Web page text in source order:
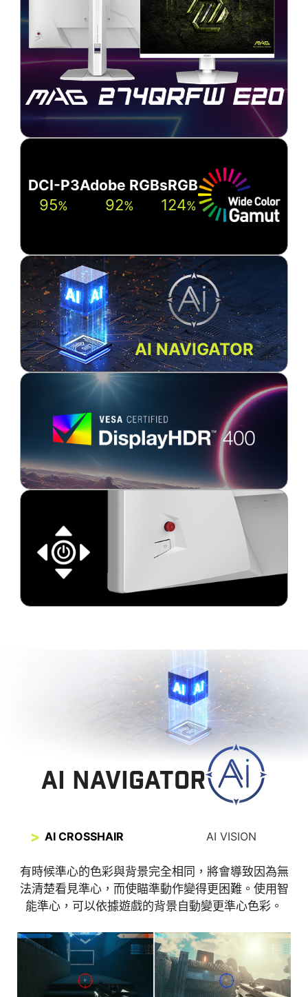
DCI-P3
95%
Adobe RGB
92%
sRGB
124%
AI NAVIGATOR
AI NAVIGATOR
AI CROSSHAIR AI VISION
有時候準心的色彩與背景完全相同，將會導致因為無
法清楚看見準心，而使瞄準動作變得更困難。使用智
能準心，可以依據遊戲的背景自動變更準心色彩。
全新AI Vision技術不僅能揭示暗部細節，還能提升整
體亮度與色彩飽和度，為你的畫面帶來明亮生動的視
覺體驗。
AI VISION OFF AI VISION ON